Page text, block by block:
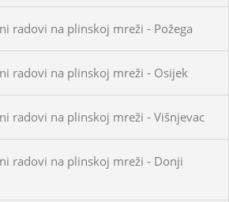
radovi na plinskoj mreži - Požega
radovi na plinskoj mreži - Osijek
radovi na plinskoj mreži - Višnjevac
radovi na plinskoj mreži - Donji